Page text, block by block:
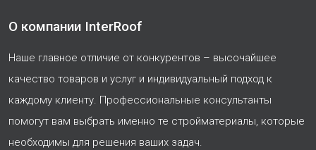
О компании InterRoof
Наше главное отличие от конкурентов – высочайшее
качество товаров и услуг и индивидуальный подход к
каждому клиенту. Профессиональные консультанты
помогут вам выбрать именно те стройматериалы, которые
необходимы для решения ваших задач.